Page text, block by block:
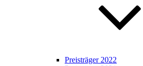
Preisträger 2022